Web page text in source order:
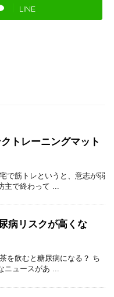
LINE
トレーニングマット
で筋トレというと、意志が弱
主で終わって ...
病リスクが高くな
を飲むと糖尿病になる？ ち
ニュースがあ ...